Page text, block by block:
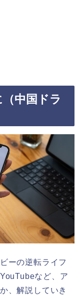
中国ドラ
ーの逆転ライフ
など、ア
、解説していき